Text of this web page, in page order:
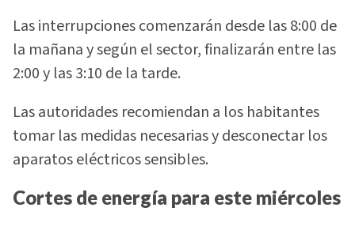
Las interrupciones comenzarán desde las 8:00 de
la mañana y según el sector, finalizarán entre las
2:00 y las 3:10 de la tarde.
Las autoridades recomiendan a los habitantes
tomar las medidas necesarias y desconectar los
aparatos eléctricos sensibles.
Cortes de energía para este miércoles